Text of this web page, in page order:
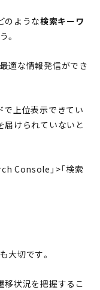
のような検索キーワ
。
適な情報発信ができ
で上位表示できてい
届けられていないと
Console」>「検索
大切です。
移状況を把握するこ